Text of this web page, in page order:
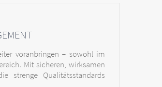
voranbringen – sowohl im
Mit sicheren, wirksamen
strenge Qualitätsstandards